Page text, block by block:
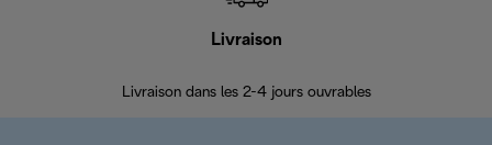
Livraison
Livraison dans les 2-4 jours ouvrables